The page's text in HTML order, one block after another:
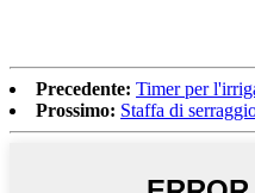
Precedente: Timer per
Prossimo: Staffa di